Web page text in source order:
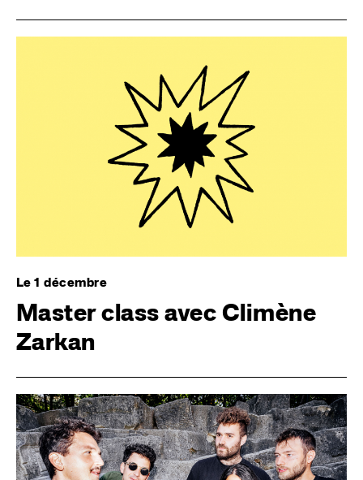
Le 1 décembre
Master class avec Climène
Zarkan
Image